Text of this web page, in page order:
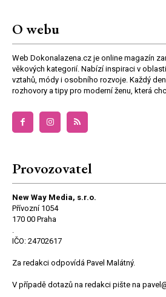
O webu
Web Dokonalazena.cz je online magazín
věkových kategorií. Nabízí inspiraci v
vztahů, módy i osobního rozvoje. Každý
rozhovory a tipy pro moderní ženu, která
Provozovatel
New Way Media, s.r.o.
Přívozní 1054
170 00 Praha
.
IČO: 24702617
Za redakci odpovídá Pavel Malátný.
V případě dotazů na redakci pište na